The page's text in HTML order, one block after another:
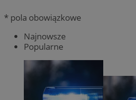
* pola obowiązkowe
Najnowsze
Popularne